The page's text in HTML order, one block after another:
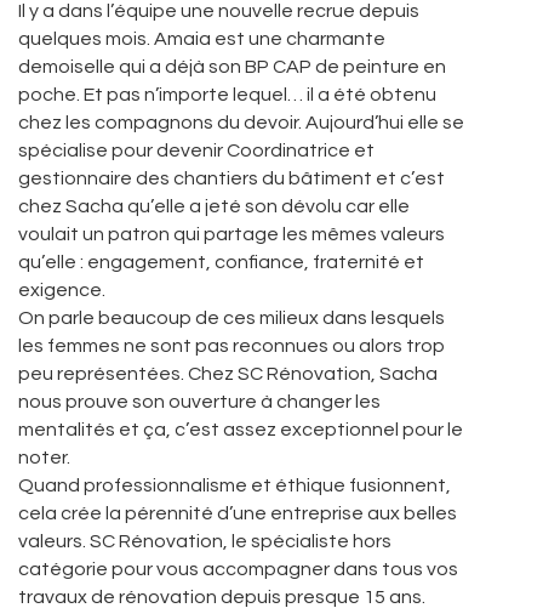
Il y a dans l’équipe une nouvelle recrue depuis
quelques mois. Amaia est une charmante
demoiselle qui a déjà son BP CAP de peinture en
poche. Et pas n’importe lequel… il a été obtenu
chez les compagnons du devoir. Aujourd’hui elle se
spécialise pour devenir Coordinatrice et
gestionnaire des chantiers du bâtiment et c’est
chez Sacha qu’elle a jeté son dévolu car elle
voulait un patron qui partage les mêmes valeurs
qu’elle : engagement, confiance, fraternité et
exigence.
On parle beaucoup de ces milieux dans lesquels
les femmes ne sont pas reconnues ou alors trop
peu représentées. Chez SC Rénovation, Sacha
nous prouve son ouverture à changer les
mentalités et ça, c’est assez exceptionnel pour le
noter.
Quand professionnalisme et éthique fusionnent,
cela crée la pérennité d’une entreprise aux belles
valeurs. SC Rénovation, le spécialiste hors
catégorie pour vous accompagner dans tous vos
travaux de rénovation depuis presque 15 ans.